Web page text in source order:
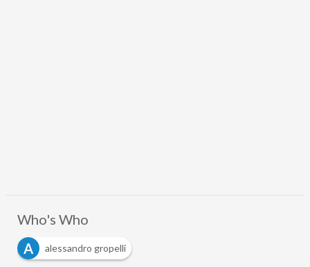
Who's Who
A
alessandro gropelli